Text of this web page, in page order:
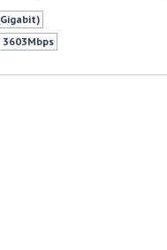
3603Mbps